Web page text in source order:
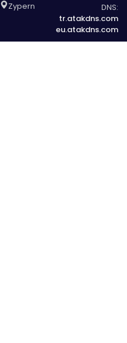
Zypern
DNS:
tr.atakdns.com
eu.atakdns.com